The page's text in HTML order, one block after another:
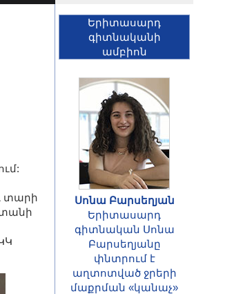
տարի
Երիտասարդ
գիտնականի
ամբիոն
Սոնա Բարսեղյան
Երիտասարդ
գիտնական Սոնա
Բարսեղյանը
փնտրում է
աղտոտված ջրերի
մաքրման «կանաչ»
ՀԱՅՏԱՐԱՐՈՒԹՅՈՒՆ
Հայաստանի